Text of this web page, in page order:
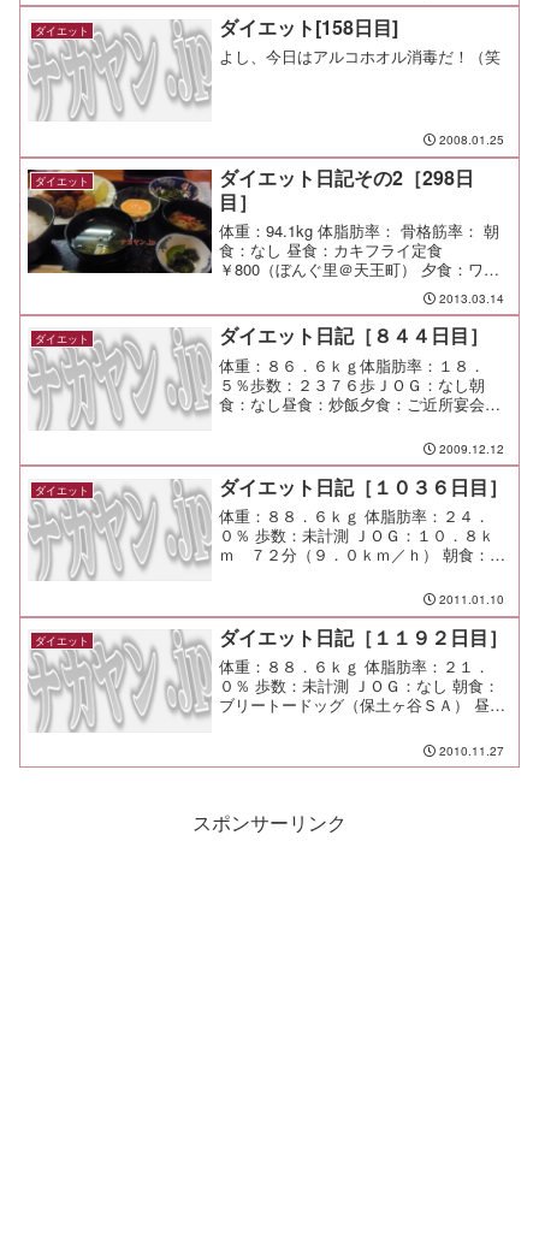
ダイエット ダイエット[158日目]
よし、今日はアルコホオル消毒だ！（笑
2008.01.25
ダイエット
ダイエット日記その2［298日
目］
体重：94.1kg 体脂肪率： 骨格筋率： 朝
食：なし 昼食：カキフライ定食
￥800（ぼんぐ里＠天王町） 夕食：ワイ
ン会（You遊＠あざみ野） 間食： 運動：
メモ：新たな出逢いが楽しい会であった
な♪
2013.03.14
ダイエット ダイエット日記［８４４日目］
体重：８６．６ｋｇ体脂肪率：１８．
５％歩数：２３７６歩ＪＯＧ：なし朝
食：なし昼食：炒飯夕食：ご近所宴会間
2009.12.12
ダイエット ダイエット日記［１０３６日目］
体重：８８．６ｋｇ 体脂肪率：２４．
０％ 歩数：未計測 ＪＯＧ：１０．８ｋ
ｍ ７２分（９．０ｋｍ／ｈ） 朝食：パ
食事を取らずにＶＡＡＭゼリーを口にし
てから走る。 ガス欠っぽくて辛かった
ぞなもし・・・...
2011.01.10
ダイエット ダイエット日記［１１９２日目］
体重：８８．６ｋｇ 体脂肪率：２１．
０％ 歩数：未計測 ＪＯＧ：なし 朝食：
ブリートードッグ（保土ヶ谷ＳＡ） 昼
＠南町田）￥４００ 間食：酒 メモ：親睦
会バス旅行は中々楽しかった。 幹事の
2010.11.27
スポンサーリンク